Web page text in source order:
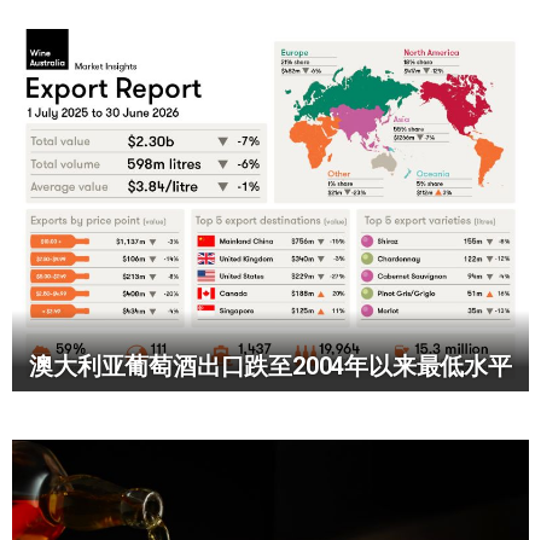
澳大利亚葡萄酒出口跌至2004年以来最低水平